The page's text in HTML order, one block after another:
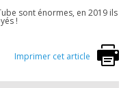
sont énormes, en 2019 ils
!
Imprimer cet article